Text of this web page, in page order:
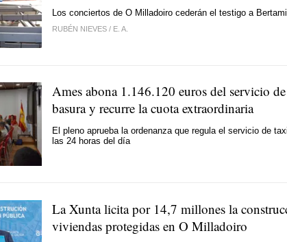
Los conciertos de O Milladoiro cederán el testigo a
RUBÉN NIEVES / E. A.
Ames abona 1.146.120 euros del servicio
basura y recurre la cuota extraordinaria
El pleno aprueba la ordenanza que regula el servicio de
las 24 horas del día
La Xunta licita por 14,7 millones la
viviendas protegidas en O Milladoiro